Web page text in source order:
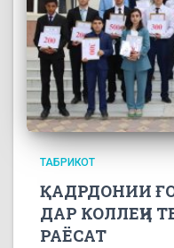
ТАБРИКОТ
ҚАДРДОНИИ
ДАР КОЛЛЕҶИ
РАЁСАТ